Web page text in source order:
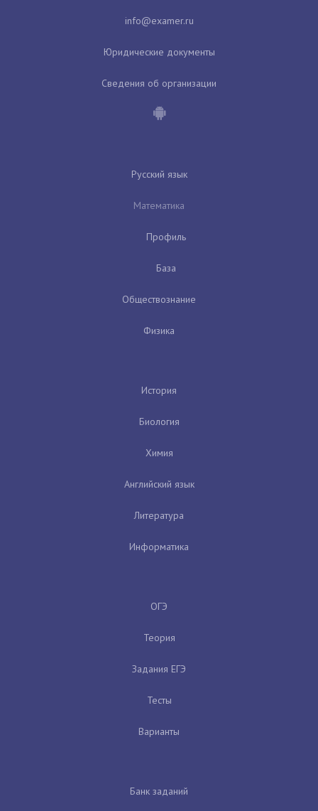
Юридические документы
Сведения об организации
Русский язык
Математика
Профиль
База
Обществознание
Физика
История
Биология
Химия
Английский язык
Литература
Информатика
ОГЭ
Теория
Задания ЕГЭ
Тесты
Варианты
Банк заданий